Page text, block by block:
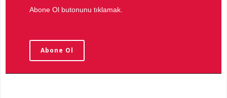
Abone Ol butonunu tıklamak.
Abone Ol